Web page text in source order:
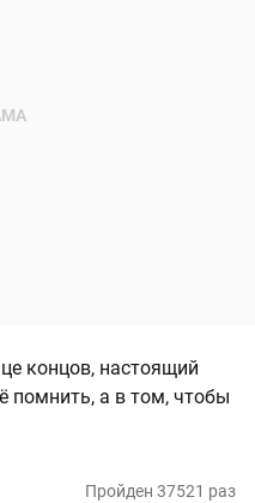
концов, настоящий
помнить, а в том, чтобы
Пройден 37521 раз